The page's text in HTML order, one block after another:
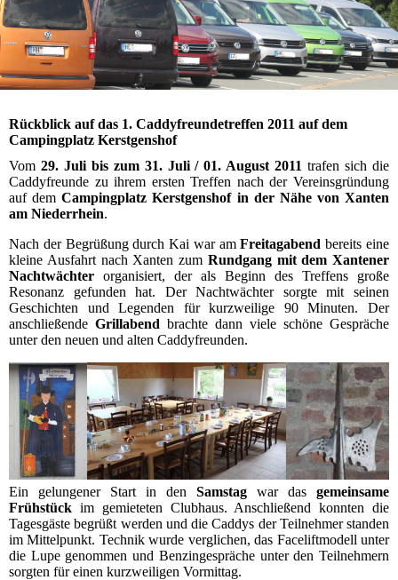
Rückblick auf das 1. Caddyfreundetreffen 2011 auf dem
Campingplatz Kerstgenshof
Vom 29. Juli bis zum 31. Juli / 01. August 2011 trafen sich die
Caddyfreunde zu ihrem ersten Treffen nach der Vereinsgründung
auf demCampingplatz Kerstgenshof in der Nähe von Xanten
am Niederrhein.
Nach der Begrüßung durch Kai war amFreitagabend bereits eine
kleine Ausfahrt nach Xanten zum Rundgang mit dem Xantener
Nachtwächter organisiert, der als Beginn des Treffens große
Resonanz gefunden hat. Der Nachtwächter sorgte mit seinen
Geschichten und Legenden für kurzweilige 90 Minuten. Der
anschließende Grillabend brachte dann viele schöne Gespräche
unter den neuen und alten Caddyfreunden.
Ein gelungener Start in den Samstag war das gemeinsame
Frühstück im gemieteten Clubhaus. Anschließend konnten die
Tagesgäste begrüßt werden und die Caddys der Teilnehmer standen
im Mittelpunkt. Technik wurde verglichen, das Faceliftmodell unter
die Lupe genommen und Benzingespräche unter den Teilnehmern
sorgten für einen kurzweiligen Vormittag.